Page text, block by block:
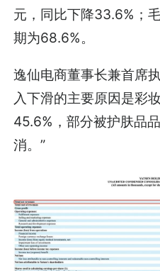
元，同比下降33.6%；
期为68.6%。
逸仙电商董事长兼首席
入下滑的主要原因是彩
45.6%，部分被护肤品
消。”